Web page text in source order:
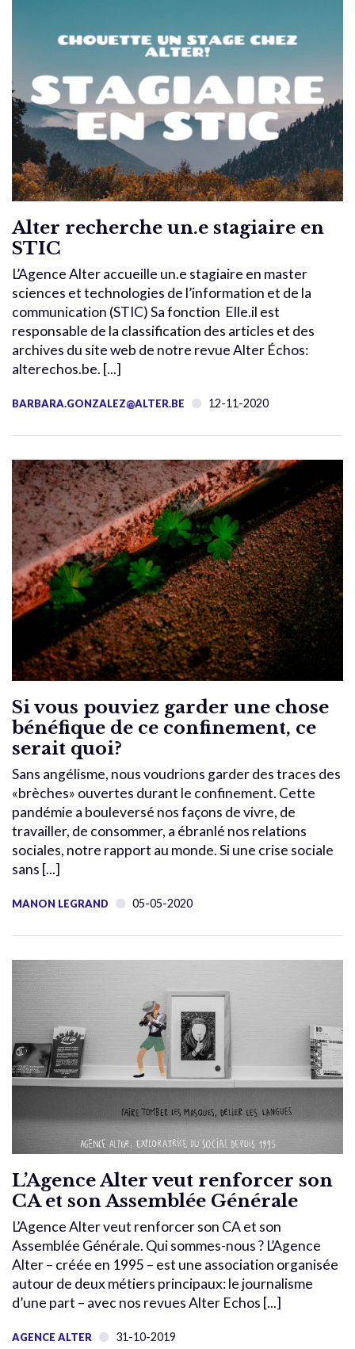
Alter recherche un.e stagiaire en
STIC
L’Agence Alter accueille un.e stagiaire en master
sciences et technologies de l’information et de la
communication (STIC) Sa fonction Elle.il est
responsable de la classification des articles et des
archives du site web de notre revue Alter Échos:
alterechos.be. [...]
BARBARA.GONZALEZ@ALTER.BE 12-11-2020
Si vous pouviez garder une chose
bénéfique de ce confinement, ce
serait quoi?
Sans angélisme, nous voudrions garder des traces des
«brèches» ouvertes durant le confinement. Cette
pandémie a bouleversé nos façons de vivre, de
travailler, de consommer, a ébranlé nos relations
sociales, notre rapport au monde. Si une crise sociale
sans [...]
MANON LEGRAND 05-05-2020
L’Agence Alter veut renforcer son
CA et son Assemblée Générale
L’Agence Alter veut renforcer son CA et son
Assemblée Générale. Qui sommes-nous ? L’Agence
Alter – créée en 1995 – est une association organisée
autour de deux métiers principaux: le journalisme
d’une part – avec nos revues Alter Echos [...]
AGENCE ALTER 31-10-2019